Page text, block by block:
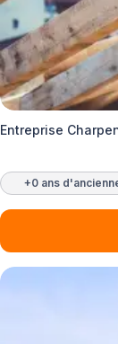
Entreprise
+0 ans